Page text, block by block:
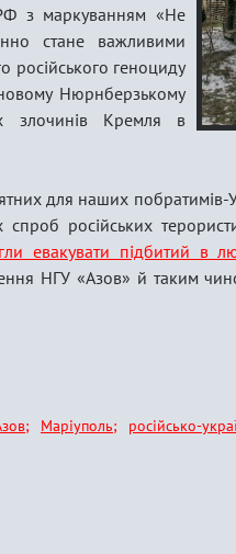
з маркуванням «Не
стане важливими
російського геноциду
Нюрнберзькому
злочинів Кремля в
для наших побратимів-
російських
евакувати підбитий в
НГУ «Азов» й таким
Маріуполь російсько-